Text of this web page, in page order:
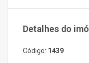
Detalhes do
Código: 1439